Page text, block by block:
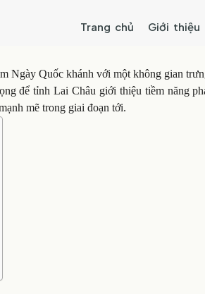
Trang chủ Giới thiệu
Ngày Quốc khánh với một không gian
để tỉnh Lai Châu giới thiệu tiềm năng
mẽ trong giai đoạn tới.